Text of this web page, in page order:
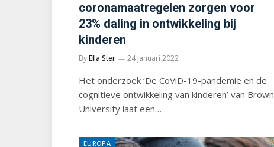
coronamaatregelen zorgen voor
23% daling in ontwikkeling bij
kinderen
ByElla Ster 24 januari 2022
Het onderzoek ‘De CoViD-19-pandemie en de
cognitieve ontwikkeling van kinderen’ van Brown
University laat een…
EUROPA